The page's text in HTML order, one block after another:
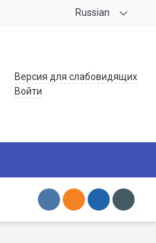
Russian
Версия для слабовидящих
Войти